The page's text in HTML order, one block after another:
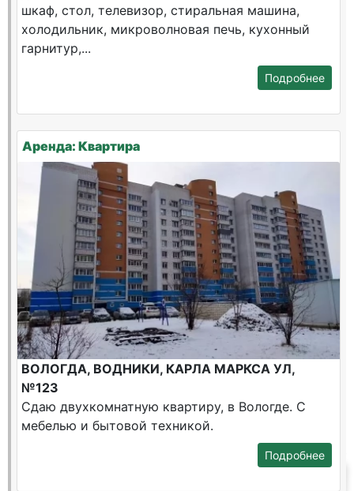
шкаф, стол, телевизор, стиральная машина,
холодильник, микроволновая печь, кухонный
гарнитур,...
Подробнее
Аренда: Квартира
ВОЛОГДА, ВОДНИКИ, КАРЛА МАРКСА УЛ,
№123
Сдаю двухкомнатную квартиру, в Вологде. С
мебелью и бытовой техникой.
Подробнее